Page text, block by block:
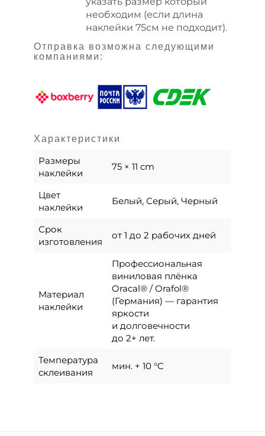
необходим (если длина
наклейки 75см не подходит).
Отправка возможна следующими
компаниями:
Характеристики
Размеры
наклейки
75 × 11 cm
Цвет
наклейки
Белый, Серый, Черный
Срок
изготовления
от 1 до 2 рабочих дней
Материал
наклейки
Профессиональная
виниловая плёнка
Oracal® / Orafol®
(Германия) — гарантия
яркости
и долговечности
до 2+ лет.
Температура
склеивания
мин. + 10 °C